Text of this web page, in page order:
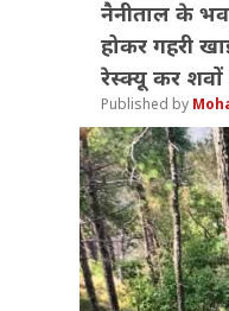
नैनीताल के
होकर गहरी
रेस्क्यू कर शवों